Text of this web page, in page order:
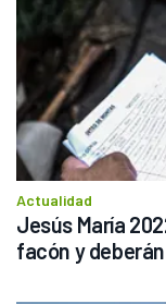
Actualidad
Jesús María
facón y